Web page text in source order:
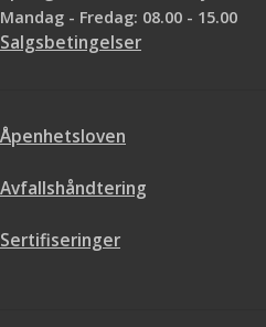
Mandag - Fredag: 08.00 - 15.00
Salgsbetingelser
Åpenhetsloven
Avfallshåndtering
Sertifiseringer